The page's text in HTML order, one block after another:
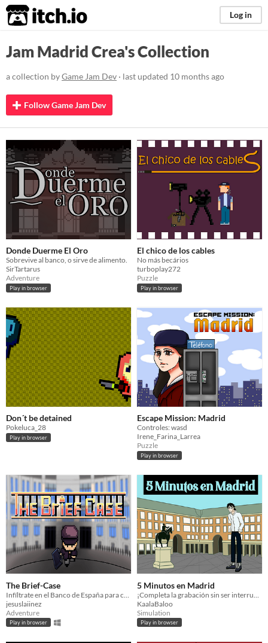
itch.io Log in
Jam Madrid Crea's Collection
a collection byGame Jam Dev · last updated 10 months ago
Follow Game Jam Dev
Donde Duerme El Oro
Sobrevive al banco, o sirve de alimento.
SirTartarus
Adventure
Play in browser
El chico de los cables
No más becários
turboplay272
Puzzle
Play in browser
Don´t be detained
Pokeluca_28
Play in browser
Escape Mission: Madrid
Controles: wasd
Irene_Farina_Larrea
Puzzle
Play in browser
The Brief-Case
jesuslaiinez
Adventure
Play in browser
5 Minutos en Madrid
KaalaBaloo
Simulation
Play in browser